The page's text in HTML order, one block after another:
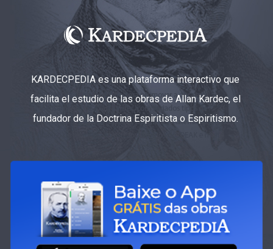
KARDECPEDIA es una plataforma interactivo que
facilita el estudio de las obras de Allan Kardec, el
fundador de la Doctrina Espiritista o Espiritismo.